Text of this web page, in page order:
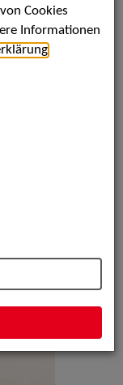
Cookies
Informationen